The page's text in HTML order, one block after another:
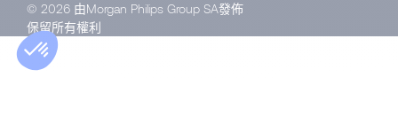
© 2026 由Morgan Philips Group SA發佈
保留所有權利